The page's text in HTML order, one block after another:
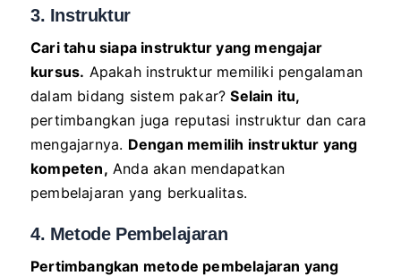
3. Instruktur
Cari tahu siapa instruktur yang mengajar
kursus. Apakah instruktur memiliki pengalaman
dalam bidang sistem pakar?Selain itu,
pertimbangkan juga reputasi instruktur dan cara
mengajarnya. Dengan memilih instruktur yang
kompeten, Anda akan mendapatkan
pembelajaran yang berkualitas.
4. Metode Pembelajaran
Pertimbangkan metode pembelajaran yang